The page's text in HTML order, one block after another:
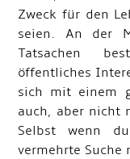
Zweck für den
seien. An der
Tatsachen
öffentliches
sich mit einem
auch, aber nicht
Selbst wenn
vermehrte Suche